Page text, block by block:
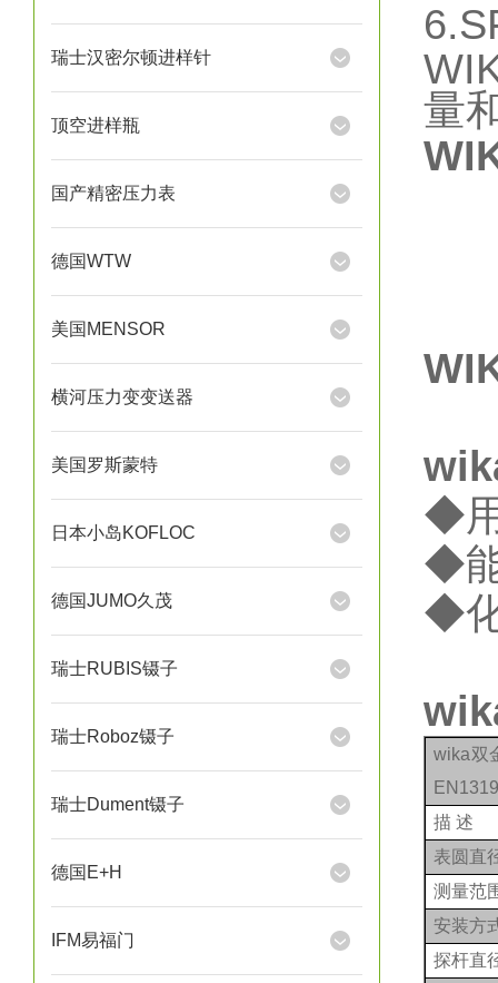
瑞士汉密尔顿进样针
顶空进样瓶
国产精密压力表
德国WTW
美国MENSOR
横河压力变变送器
美国罗斯蒙特
日本小岛KOFLOC
德国JUMO久茂
瑞士RUBIS镊子
瑞士Roboz镊子
瑞士Dument镊子
德国E+H
IFM易福门
量
◆
◆
◆
wika双
描 述
表圆直
测量范
安装方
探杆直